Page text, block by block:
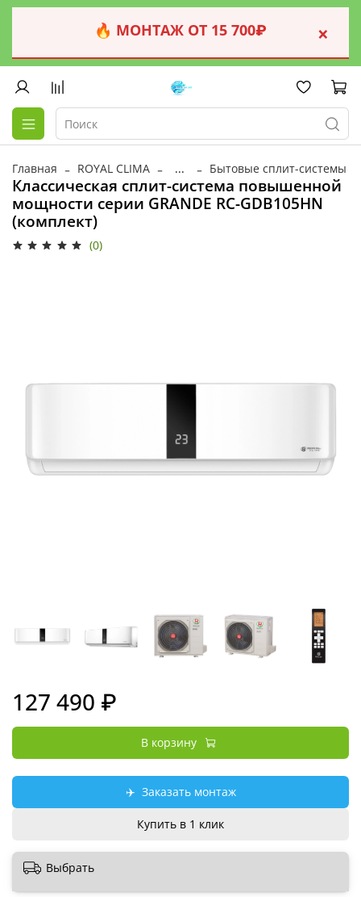
🔥 МОНТАЖ ОТ 15 700₽ ×
Главная ROYAL CLIMA ... Бытовые сплит-системы
Классическая сплит-система повышенной
мощности серии GRANDE RC-GDB105HN
(комплект)
(0)
127 490 ₽
В корзину
✈️ Заказать монтаж
Купить в 1 клик
Выбрать